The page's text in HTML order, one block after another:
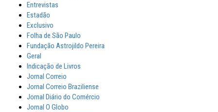
Entrevistas
Estadão
Exclusivo
Folha de São Paulo
Fundação Astrojildo Pereira
Geral
Indicação de Livros
Jornal Correio
Jornal Correio Braziliense
Jornal Diário do Comércio
Jornal O Globo